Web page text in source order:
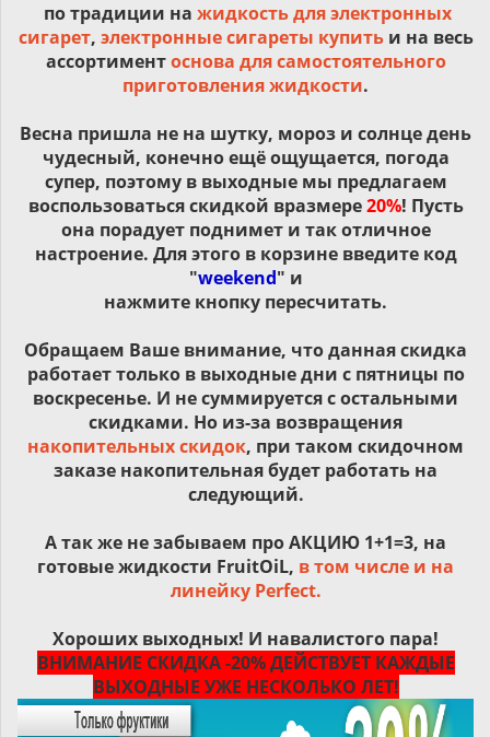
по традиции на жидкость для электронных
сигарет, электронные сигареты купитьи на весь
ассортиментоснова для самостоятельного
приготовления жидкости.
Весна пришла не на шутку, мороз и солнце день
чудесный, конечно ещё ощущается, погода
супер, поэтому в выходные мы предлагаем
воспользоваться скидкой вразмере20%! Пусть
она порадует поднимет и так отличное
настроение. Для этого в корзине введите код
"weekend" и
нажмите кнопку пересчитать.
Обращаем Ваше внимание, что данная скидка
работает только в выходные дни с пятницы по
воскресенье. И не суммируется с остальными
скидками. Но из-за возвращения
накопительных скидок, при таком скидочном
заказе накопительная будет работать на
следующий.
А так же не забываем про АКЦИЮ 1+1=3, на
готовые жидкости FruitOiL, в том числе и на
линейку Perfect.
Хороших выходных! И навалистого пара!
ВНИМАНИЕ СКИДКА -20% ДЕЙСТВУЕТ КАЖДЫЕ
ВЫХОДНЫЕ УЖЕ НЕСКОЛЬКО ЛЕТ!